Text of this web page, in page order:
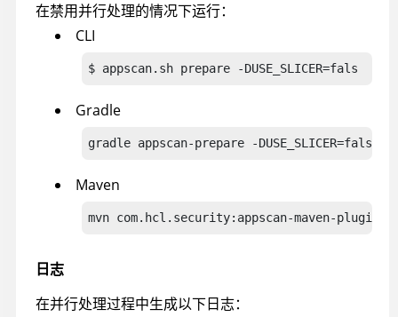
在禁用并行处理的情况下运行：
CLI
$ appscan.sh prepare -DUSE_SLICER=fals
Gradle
gradle appscan-prepare -DUSE_SLICER=fals
Maven
mvn com.hcl.security:appscan-maven-
日志
在并行处理过程中生成以下日志：